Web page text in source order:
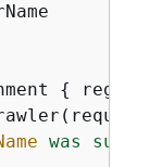
{
was